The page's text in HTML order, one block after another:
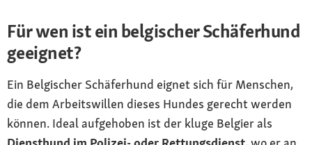
Für wen ist ein belgischer Schäferhund
geeignet?
Ein Belgischer Schäferhund eignet sich für Menschen,
die dem Arbeitswillen dieses Hundes gerecht werden
können. Ideal aufgehoben ist der kluge Belgier als